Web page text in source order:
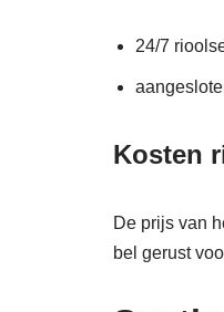
24/7
Kosten
De prijs van
bel gerust